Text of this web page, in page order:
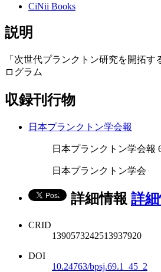
CiNii Books
説明
「次世代プランクトン研究を開拓
ログラム
収録刊行物
日本プランクトン学会報
日本プランクトン学会報
日本プランクトン学会
詳細情報 詳
CRID
1390573242513937920
DOI
10.24763/bpsj.69.1_45_2